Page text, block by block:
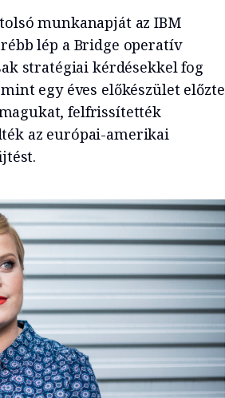
munkanapját az IBM
lép a Bridge operatív
stratégiai kérdésekkel fog
egy éves előkészület előzte
felfrissítették
az európai-amerikai